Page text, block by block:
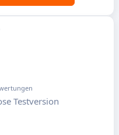
Testversion